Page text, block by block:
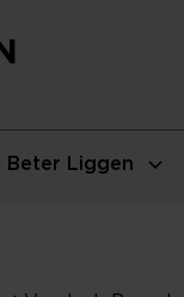
Beter Liggen